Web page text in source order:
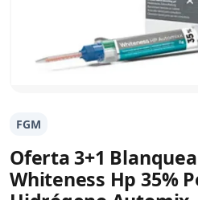
FGM
Oferta 3+1
Whiteness Hp 35%